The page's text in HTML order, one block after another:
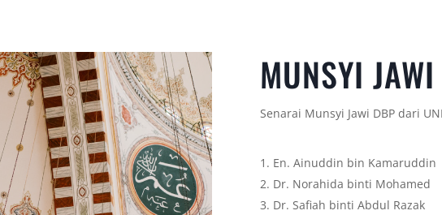
MUNSYI
Senarai Munsyi Jawi DBP dari
En. Ainuddin bin Kamaruddin
Dr. Norahida binti Mohamed
Dr. Safiah binti Abdul Razak